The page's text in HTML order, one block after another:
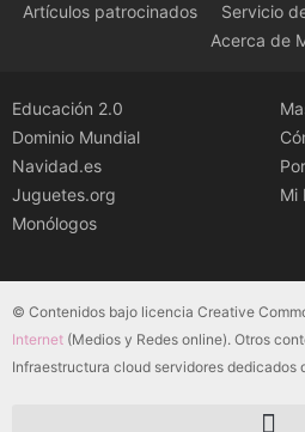
Artículos patrocinados Servicio
Acerca de
Educación 2.0
Dominio Mundial
Navidad.es
Juguetes.org
Monólogos
Mi
© Contenidos bajo licencia Creative
Internet (Medios y Redes online). Otros
Infraestructura cloud servidores dedicados